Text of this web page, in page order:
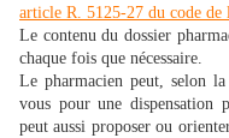
article R. 5125-27 du code de
Le contenu du dossier
chaque fois que nécessaire.
Le pharmacien peut, selon
vous pour une
peut aussi proposer ou